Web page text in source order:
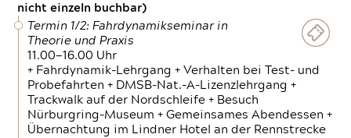
nicht einzeln buchbar)
Termin 1/2: Fahrdynamikseminar in
Theorie und Praxis
11.00—16.00 Uhr
+ Fahrdynamik-Lehrgang + Verhalten bei Test- und
Probefahrten + DMSB-Nat.-A-Lizenzlehrgang +
Trackwalk auf der Nordschleife + Besuch
Nürburgring-Museum + Gemeinsames Abendessen +
Übernachtung im Lindner Hotel an der Rennstrecke